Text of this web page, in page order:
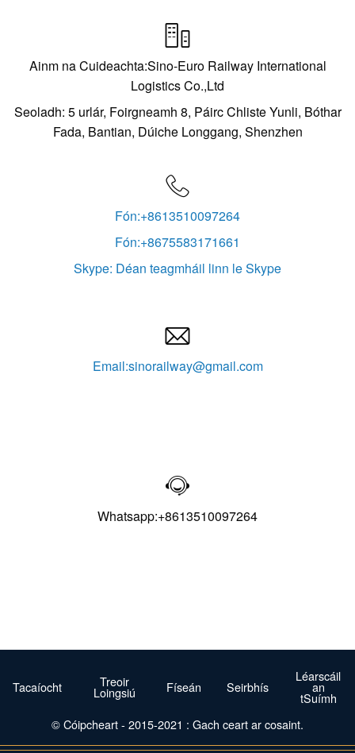

Ainm na Cuideachta:Sino-Euro Railway International
Logistics Co.,Ltd
Seoladh: 5 urlár, Foirgneamh 8, Páirc Chliste Yunli, Bóthar
Fada, Bantian, Dúiche Longgang, Shenzhen

Fón:+8613510097264
Fón:+8675583171661
Skype: Déan teagmháil linn le Skype

Email:sinorailway@gmail.com

Whatsapp:+8613510097264
Tacaíocht Treoir
Loingsiú Físeán Seirbhís
Léarscáil
an
tSuímh
© Cóipcheart - 2015-2021 : Gach ceart ar cosaint.